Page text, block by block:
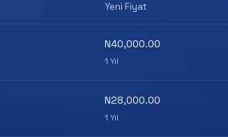
Yeni Fiyat
N40,000.00
1 Yıl
N28,000.00
1 Yıl